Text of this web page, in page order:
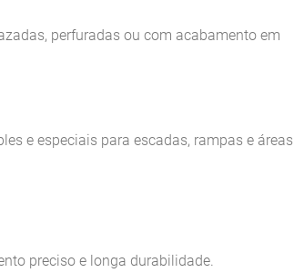
perfuradas ou com acabamento em
e especiais para escadas, rampas e áreas
preciso e longa durabilidade.